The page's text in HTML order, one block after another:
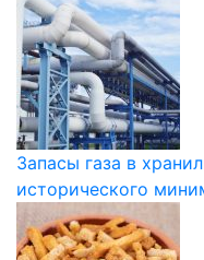
Запасы газа в
исторического